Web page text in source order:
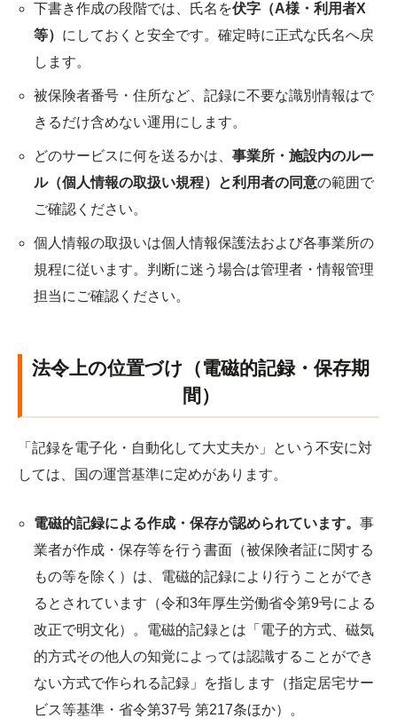
下書き作成の段階では、氏名を伏字（A様・利用者X
等） にしておくと安全です。確定時に正式な氏名へ戻
します。
被保険者番号・住所など、記録に不要な識別情報はで
きるだけ含めない運用にします。
どのサービスに何を送るかは、事業所・施設内のルー
ル（個人情報の取扱い規程）と利用者の同意の範囲で
ご確認ください。
個人情報の取扱いは個人情報保護法および各事業所の
規程に従います。判断に迷う場合は管理者・情報管理
担当にご確認ください。
法令上の位置づけ（電磁的記録・保存期
間）
「記録を電子化・自動化して大丈夫か」という不安に対
しては、国の運営基準に定めがあります。
電磁的記録による作成・保存が認められています。事
業者が作成・保存等を行う書面（被保険者証に関する
もの等を除く）は、電磁的記録により行うことができ
るとされています（令和3年厚生労働省令第9号による
改正で明文化）。電磁的記録とは「電子的方式、磁気
的方式その他人の知覚によっては認識することができ
ない方式で作られる記録」を指します（指定居宅サー
ビス等基準・省令第37号 第217条ほか）。